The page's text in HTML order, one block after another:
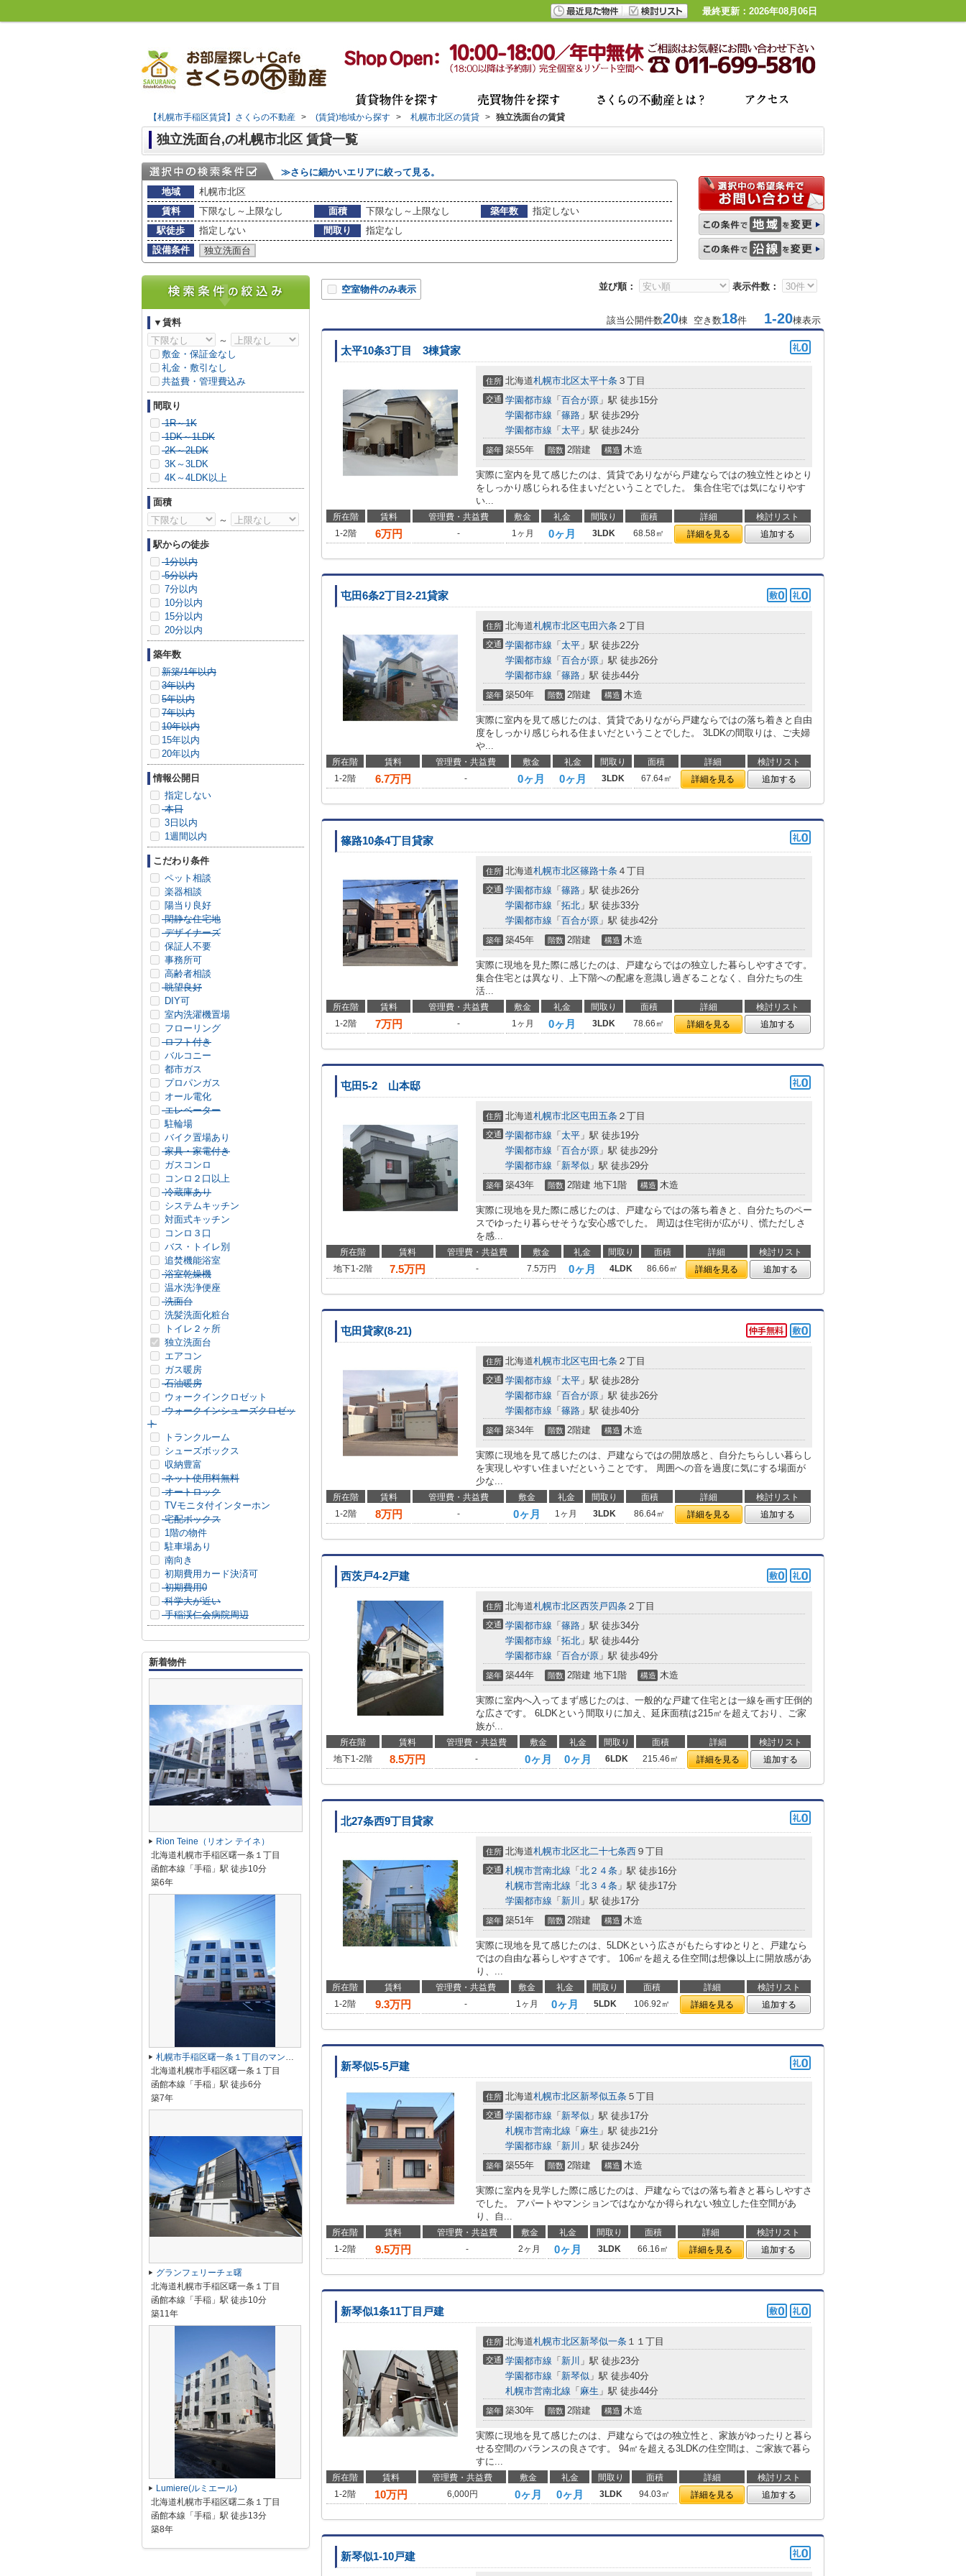
最終更新：2026年08月06日
【札幌市手稲区賃貸】さくらの不動産 > (賃貸)地域から探す > 札幌市北区の賃貸 > 独立洗面台の賃貸
独立洗面台,の札幌市北区 賃貸一覧
≫さらに細かいエリアに絞って見る。
地域
札幌市北区
賃料
下限なし～上限なし 面積 下限なし～上限なし 築年数
指定しない
駅徒歩
指定しない 間取り
指定なし
設備条件
独立洗面台
並び順： 表示件数：
空室物件のみ表示
該当公開件数20棟 空き数18件 1-20棟表示
太平10条3丁目 3棟貸家
住所 北海道札幌市北区太平十条 ３丁目
交通 学園都市線 「 百合が原 」駅 徒歩15分
学園都市線 「 篠路 」駅 徒歩29分
学園都市線 「 太平 」駅 徒歩24分
築年 築55年 階数 2階建 構造 木造
実際に室内を見て感じたのは、賃貸でありながら戸建ならではの独立性とゆとり
をしっかり感じられる住まいだということでした。 集合住宅では気になりやす
い...
所在階 賃料 管理費・共益費 敷金 礼金 間取り 面積 詳細
検討リスト
1-2階
6万円 - 1ヶ月 0ヶ月 3LDK 68.58㎡ 詳細を見る 追加する
屯田6条2丁目2-21貸家
住所 北海道札幌市北区屯田六条 ２丁目
交通 学園都市線 「 太平 」駅 徒歩22分
学園都市線 「 百合が原 」駅 徒歩26分
学園都市線 「 篠路 」駅 徒歩44分
築年 築50年 階数 2階建 構造 木造
実際に室内を見て感じたのは、賃貸でありながら戸建ならではの落ち着きと自由
度をしっかり感じられる住まいだということでした。 3LDKの間取りは、ご夫婦
や...
所在階 賃料 管理費・共益費 敷金 礼金 間取り 面積 詳細
検討リスト
1-2階
6.7万円 - 0ヶ月 0ヶ月 3LDK 67.64㎡ 詳細を見る 追加する
篠路10条4丁目貸家
住所 北海道札幌市北区篠路十条 ４丁目
交通 学園都市線 「 篠路 」駅 徒歩26分
学園都市線 「 拓北 」駅 徒歩33分
学園都市線 「 百合が原 」駅 徒歩42分
築年 築45年 階数 2階建 構造 木造
実際に現地を見た際に感じたのは、戸建ならではの独立した暮らしやすさです。
集合住宅とは異なり、上下階への配慮を意識し過ぎることなく、自分たちの生
活...
所在階 賃料 管理費・共益費 敷金 礼金 間取り 面積 詳細
検討リスト
1-2階
7万円 - 1ヶ月 0ヶ月 3LDK 78.66㎡ 詳細を見る 追加する
屯田5-2 山本邸
住所 北海道札幌市北区屯田五条 ２丁目
交通 学園都市線 「 太平 」駅 徒歩19分
学園都市線 「 百合が原 」駅 徒歩29分
学園都市線 「 新琴似 」駅 徒歩29分
築年 築43年 階数 2階建 地下1階 構造 木造
実際に現地を見た際に感じたのは、戸建ならではの落ち着きと、自分たちのペー
スでゆったり暮らせそうな安心感でした。 周辺は住宅街が広がり、慌ただしさ
を感...
所在階 賃料 管理費・共益費 敷金 礼金 間取り 面積 詳細
検討リスト
地下1-2階
7.5万円 - 7.5万円 0ヶ月 4LDK 86.66㎡ 詳細を見る 追加する
屯田貸家(8-21)
住所 北海道札幌市北区屯田七条 ２丁目
交通 学園都市線 「 太平 」駅 徒歩28分
学園都市線 「 百合が原 」駅 徒歩26分
学園都市線 「 篠路 」駅 徒歩40分
築年 築34年 階数 2階建 構造 木造
実際に現地を見て感じたのは、戸建ならではの開放感と、自分たちらしい暮らし
を実現しやすい住まいだということです。 周囲への音を過度に気にする場面が
少な...
所在階 賃料 管理費・共益費 敷金 礼金 間取り 面積 詳細
検討リスト
1-2階
8万円 - 0ヶ月 1ヶ月 3LDK 86.64㎡ 詳細を見る 追加する
西茨戸4-2戸建
住所 北海道札幌市北区西茨戸四条 ２丁目
交通 学園都市線 「 篠路 」駅 徒歩34分
学園都市線 「 拓北 」駅 徒歩44分
学園都市線 「 百合が原 」駅 徒歩49分
築年 築44年 階数 2階建 地下1階 構造 木造
実際に室内へ入ってまず感じたのは、一般的な戸建て住宅とは一線を画す圧倒的
な広さです。 6LDKという間取りに加え、延床面積は215㎡を超えており、ご家
族が...
所在階 賃料 管理費・共益費 敷金 礼金 間取り 面積 詳細
検討リスト
地下1-2階
8.5万円 - 0ヶ月 0ヶ月 6LDK 215.46㎡ 詳細を見る 追加する
北27条西9丁目貸家
住所 北海道札幌市北区北二十七条西 ９丁目
交通 札幌市営南北線 「 北２４条 」駅 徒歩16分
札幌市営南北線 「 北３４条 」駅 徒歩17分
学園都市線 「 新川 」駅 徒歩17分
築年 築51年 階数 2階建 構造 木造
実際に現地を見て感じたのは、5LDKという広さがもたらすゆとりと、戸建なら
ではの自由な暮らしやすさです。 106㎡を超える住空間は想像以上に開放感があ
り、...
所在階 賃料 管理費・共益費 敷金 礼金 間取り 面積 詳細
検討リスト
1-2階
9.3万円 - 1ヶ月 0ヶ月 5LDK 106.92㎡ 詳細を見る 追加する
新琴似5-5戸建
住所 北海道札幌市北区新琴似五条 ５丁目
交通 学園都市線 「 新琴似 」駅 徒歩17分
札幌市営南北線 「 麻生 」駅 徒歩21分
学園都市線 「 新川 」駅 徒歩24分
築年 築55年 階数 2階建 構造 木造
実際に室内を見学した際に感じたのは、戸建ならではの落ち着きと暮らしやすさ
でした。 アパートやマンションではなかなか得られない独立した住空間があ
り、自...
所在階 賃料 管理費・共益費 敷金 礼金 間取り 面積 詳細
検討リスト
1-2階
9.5万円 - 2ヶ月 0ヶ月 3LDK 66.16㎡ 詳細を見る 追加する
新琴似1条11丁目戸建
住所 北海道札幌市北区新琴似一条 １１丁目
交通 学園都市線 「 新川 」駅 徒歩23分
学園都市線 「 新琴似 」駅 徒歩40分
札幌市営南北線 「 麻生 」駅 徒歩44分
築年 築30年 階数 2階建 構造 木造
実際に現地を見て感じたのは、戸建ならではの独立性と、家族がゆったりと暮ら
せる空間のバランスの良さです。 94㎡を超える3LDKの住空間は、ご家族で暮ら
すに...
所在階 賃料 管理費・共益費 敷金 礼金 間取り 面積 詳細
検討リスト
1-2階
10万円 6,000円 0ヶ月 0ヶ月 3LDK 94.03㎡ 詳細を見る 追加する
新琴似1-10戸建
▼賃料
～
敷金・保証金なし
礼金・敷引なし
共益費・管理費込み
間取り
1R～1K
1DK～1LDK
2K～2LDK
3K～3LDK
4K～4LDK以上
面積
～
駅からの徒歩
1分以内
5分以内
7分以内
10分以内
15分以内
20分以内
築年数
新築/1年以内
3年以内
5年以内
7年以内
10年以内
15年以内
20年以内
情報公開日
指定しない
本日
3日以内
1週間以内
こだわり条件
ペット相談
楽器相談
陽当り良好
閑静な住宅地
デザイナーズ
保証人不要
事務所可
高齢者相談
眺望良好
DIY可
室内洗濯機置場
フローリング
ロフト付き
バルコニー
都市ガス
プロパンガス
オール電化
エレベーター
駐輪場
バイク置場あり
家具・家電付き
ガスコンロ
コンロ２口以上
冷蔵庫あり
システムキッチン
対面式キッチン
コンロ３口
バス・トイレ別
追焚機能浴室
浴室乾燥機
温水洗浄便座
洗面台
洗髪洗面化粧台
トイレ２ヶ所
独立洗面台
エアコン
ガス暖房
石油暖房
ウォークインクロゼット
ウォークインシューズクロゼッ
ト
トランクルーム
シューズボックス
収納豊富
ネット使用料無料
オートロック
TVモニタ付インターホン
宅配ボックス
1階の物件
駐車場あり
南向き
初期費用カード決済可
初期費用0
科学大が近い
手稲渓仁会病院周辺
新着物件
Rion Teine（リオン テイネ）
北海道札幌市手稲区曙一条１丁目
函館本線「手稲」駅 徒歩10分
築6年
札幌市手稲区曙一条１丁目のマンション
北海道札幌市手稲区曙一条１丁目
函館本線「手稲」駅 徒歩6分
築7年
グランフェリーチェ曙
北海道札幌市手稲区曙一条１丁目
函館本線「手稲」駅 徒歩10分
築11年
Lumiere(ルミエール)
北海道札幌市手稲区曙二条１丁目
函館本線「手稲」駅 徒歩13分
築8年